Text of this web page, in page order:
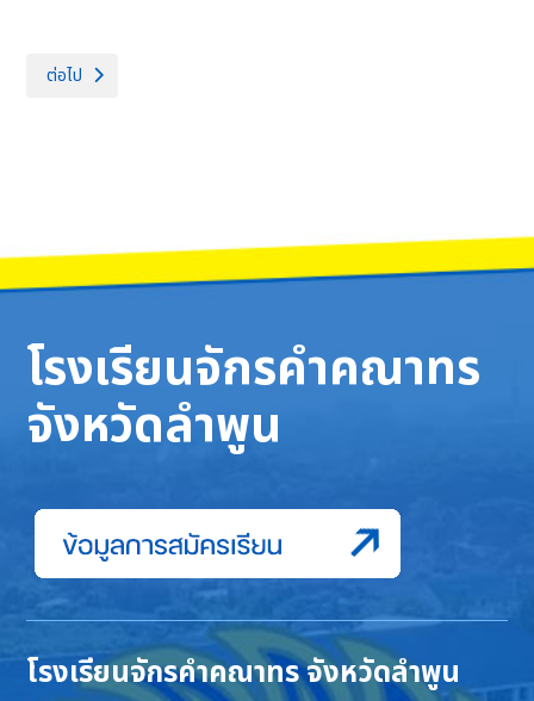
เนื้อหาถัดไป: ประกาศรับสมัคร สอบคัดเลือกบุคคลเพื่อจ้างเป็นลูกจ้างชั่วคร
ต่อไป
โรงเรียนจักรคำคณาทร
จังหวัดลำพูน
โรงเรียนจักรคำคณาทร จังหวัดลำพูน